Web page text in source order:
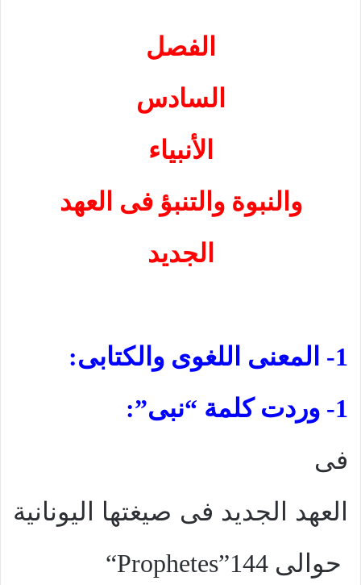
الفصل
السادس
الأنبياء
والنبوة والتنبؤ فى العهد
الجديد
1- المعنى اللغوى والكتابى:
1- وردت كلمة “نبى”:
فى
العهد الجديد فى صيغتها اليونانية
“Prophetes”
حوالى 144